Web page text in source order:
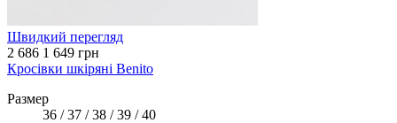
Швидкий перегляд
2 686 1 649 грн
Кросівки шкіряні Benito
Размер
36 / 37 / 38 / 39 / 40